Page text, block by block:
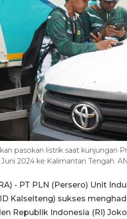
pasokan listrik saat kunjungan
2024 ke Kalimantan Tengah.
- PT PLN (Persero) Unit
Kalselteng) sukses
Republik Indonesia (RI)